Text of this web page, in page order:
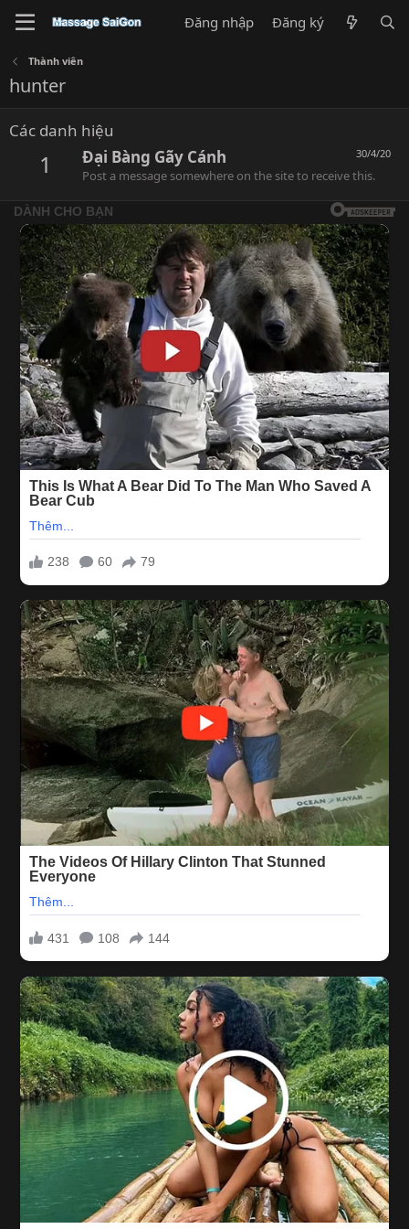
Đăng nhập Đăng ký
Thành viên
hunter
Các danh hiệu
1 30/4/20
Đại Bàng Gãy Cánh
Post a message somewhere on the site to receive this.